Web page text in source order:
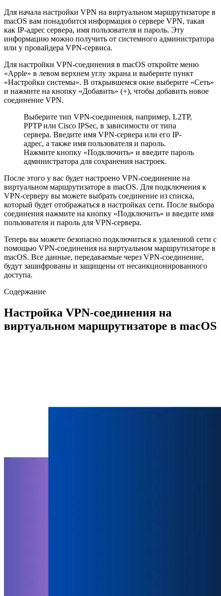
Для начала настройки VPN на виртуальном маршрутизаторе в
macOS вам понадобится информация о сервере VPN, такая
как IP-адрес сервера, имя пользователя и пароль. Эту
информацию можно получить от системного администратора
или у провайдера VPN-сервиса.
Для настройки VPN-соединения в macOS откройте меню
«Apple» в левом верхнем углу экрана и выберите пункт
«Настройки системы». В открывшемся окне выберите «Сеть»
и нажмите на кнопку «Добавить» (+), чтобы добавить новое
соединение VPN.
Выберите тип VPN-соединения, например, L2TP,
PPTP или Cisco IPSec, в зависимости от типа
сервера. Введите имя VPN-сервера или его IP-
адрес, а также имя пользователя и пароль.
Нажмите кнопку «Подключить» и введите пароль
администратора для сохранения настроек.
После этого у вас будет настроено VPN-соединение на
виртуальном маршрутизаторе в macOS. Для подключения к
VPN-серверу вы можете выбрать соединение из списка,
который будет отображаться в настройках сети. После выбора
соединения нажмите на кнопку «Подключить» и введите имя
пользователя и пароль для VPN-сервера.
Теперь вы можете безопасно подключиться к удаленной сети с
помощью VPN-соединения на виртуальном маршрутизаторе в
macOS. Все данные, передаваемые через VPN-соединение,
будут зашифрованы и защищены от несанкционированного
доступа.
Содержание
Настройка VPN-соединения на
виртуальном маршрутизаторе в macOS